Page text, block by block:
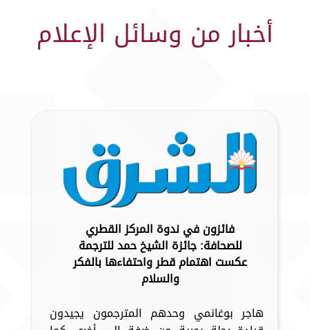
أخبار من وسائل الإعلام
فائزون في ندوة المركز القطري
للصحافة: جائزة الشيخ حمد للترجمة
عكست اهتمام قطر واحتفاءها بالفكر
والسلام
هاجر بوغانمي وحدهم المترجمون يجيدون